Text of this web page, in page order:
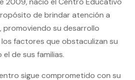
de brindar atención a
promoviendo su desarrollo
factores que obstaculizan su
de sus familias.
sigue comprometido con su